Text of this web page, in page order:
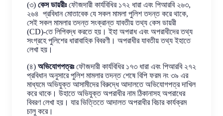
(৩) কেস ডায়রীঃফৌজদারী কার্যবিধির ১৭২ ধারা এবং পিআরবি ২৬৩,
২৬৪ প্রবিধান মোতাবেক যে সকল মামলা পুলিশ তদন্ত করে থাকে,
সেই সকল মামলার তদন্ত সংক্রান্ত যাবতীয় তথ্য কেস ডায়রী
(CD)-তে লিপিবদ্ধ করতে হয়। ইহা অপরাধ এবং অপরাধীদের তথ্য
সংগ্রহে পুলিশের ধারাবাহিক বিবরণী। অপরাধীর যাবতীয় তথ্য ইহাতে
লেখা হয়।
(৪) অভিযোগপত্রঃফৌজদারী কার্যবিধির ১৭৩ ধারা এবং পিআরবি ২৭২
প্রবিধান অনুসারে পুলিশ মামলার তদন্ত শেষে বিপি ফরম নং ৩৯ এর
মাধ্যমে অভিযুক্ত আসামীদের বিরুদ্ধে আদালতে অভিযোগপত্র দাখিল
করে থাকে। উহাতে অভিযুক্ত অপরাধীর নাম ঠিকানাসহ অপরাধের
বিবরণ লেখা হয়। যার ভিত্তিতে আদালত অপরাধীর বিচার কার্যক্রম
চালু করে।